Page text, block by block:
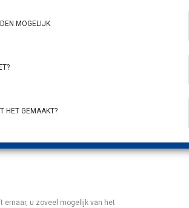
MOGELIJK
HET GEMAAKT?
ernaar, u zoveel mogelijk van het